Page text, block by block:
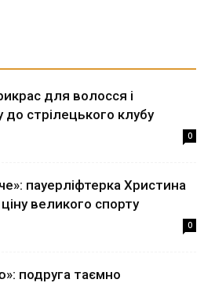
для волосся і
до стрілецького клубу
0
пауерліфтерка Христина
великого спорту
0
подруга таємно